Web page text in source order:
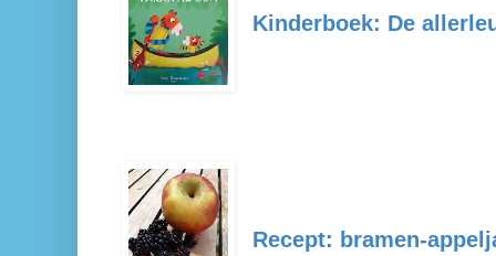
Kinderboek: De
Recept: bramen-